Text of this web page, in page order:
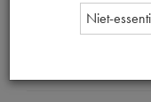
Dit product kan op
Niet-